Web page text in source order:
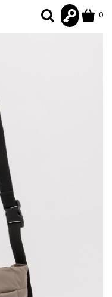
0